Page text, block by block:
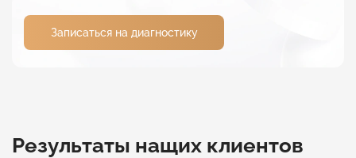
Записаться на диагностику
Результаты нащих клиентов